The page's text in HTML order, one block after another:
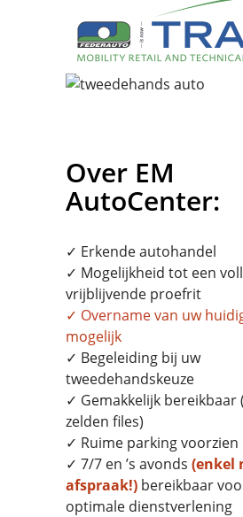
Over EM
AutoCenter:
✓ Erkende autohandel
✓ Mogelijkheid tot een
vrijblijvende proefrit
✓ Overnamevan uw
mogelijk
✓ Begeleiding bij uw
tweedehandskeuze
✓ Gemakkelijk bereikbaar
zelden files)
✓ Ruime parking voorzien
✓ 7/7 en ’s avonds (enkel
afspraak!) bereikbaar
optimale dienstverlening